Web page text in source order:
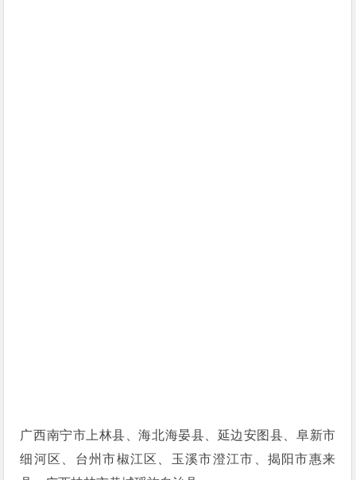
广西南宁市上林县、海北海晏县、延边安图县、阜新市
细河区、台州市椒江区、玉溪市澄江市、揭阳市惠来